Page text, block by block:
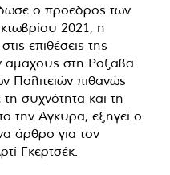
ο πρόεδρος των
2021, η
επιθέσεις της
αμάχους στη Ροζάβα.
πιθανώς
συχνότητα και τη
την Άγκυρα, εξηγεί ο
άρθρο για τον
Γκερτσέκ.